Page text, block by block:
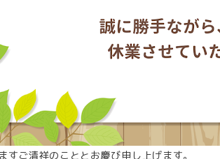
すご清祥のこととお慶び申し上げます。